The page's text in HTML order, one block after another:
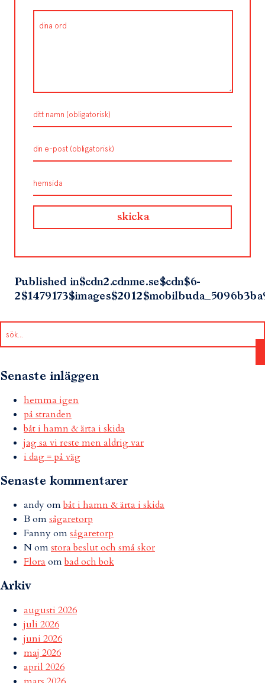
Published in$cdn2.cdnme.se$cdn$6-
Senaste inläggen
hemma igen
på stranden
båt i hamn & ärta i skida
jag sa vi reste men aldrig var
i dag = på väg
Senaste kommentarer
andyombåt i hamn & ärta i skida
B omsågaretorp
Fannyomsågaretorp
Nomstora beslut och små skor
Flora ombad och bok
Arkiv
augusti 2026
juli 2026
juni 2026
maj 2026
april 2026